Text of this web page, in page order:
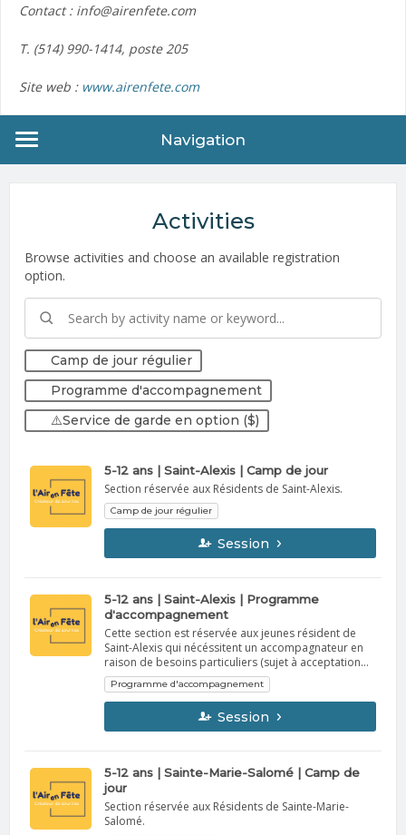
Contact : info@airenfete.com
T. (514) 990-1414, poste 205
Site web : www.airenfete.com
Navigation
Activities
Browse activities and choose an available registration
option.
Camp de jour régulier
Programme d'accompagnement
⚠️Service de garde en option ($)
5-12 ans | Saint-Alexis | Camp de jour
Section réservée aux Résidents de Saint-Alexis.
Camp de jour régulier
Session
5-12 ans | Saint-Alexis | Programme
d'accompagnement
Cette section est réservée aux jeunes résident de
Saint-Alexis qui nécéssitent un accompagnateur en
raison de besoins particuliers (sujet à acceptation
suite à la réception des documents requis) Nous
communiquerons avec vous afin de confirmer la
participation de votre enfant au camp de jour
(approbation conditionnelle au programme
d’accompagnement). Si nous ne pouvons trouver du
enfant, nous vous informerons de la situation le plus
rapidement possible.
Programme d'accompagnement
Session
5-12 ans | Sainte-Marie-Salomé | Camp de
jour
Section réservée aux Résidents de Sainte-Marie-
Salomé.